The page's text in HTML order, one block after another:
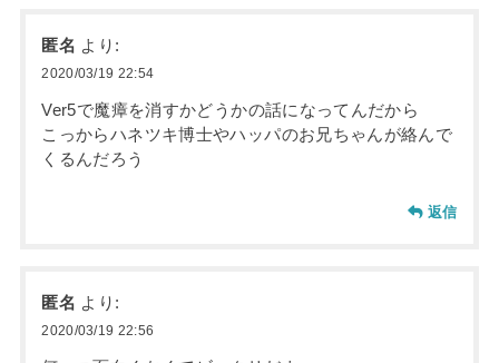
匿名 より:
2020/03/19 22:54
Ver5で魔瘴を消すかどうかの話になってんだから
こっからハネツキ博士やハッパのお兄ちゃんが絡んで
くるんだろう
返信
匿名 より:
2020/03/19 22:56